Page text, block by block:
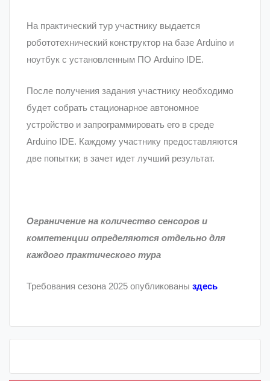
На практический тур участнику выдается
робототехнический конструктор на базе Arduino и
ноутбук с установленным ПО Arduino IDE.
После получения задания участнику необходимо
будет собрать стационарное автономное
устройство и запрограммировать его в среде
Arduino IDE. Каждому участнику предоставляются
две попытки; в зачет идет лучший результат.
Ограничение на количество сенсоров и
компетенции определяются отдельно для
каждого практического тура
Требования сезона 2025 опубликованы здесь